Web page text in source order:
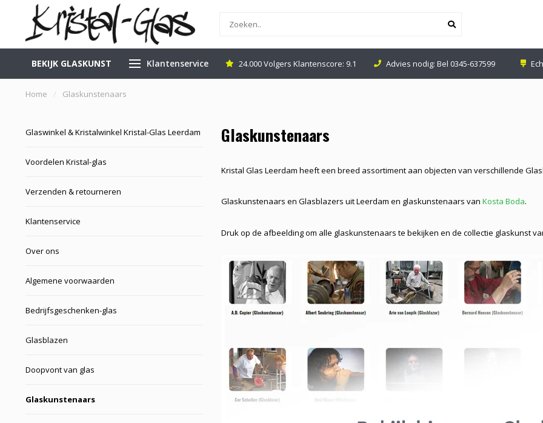
BEKIJK GLASKUNST Klantenservice
in Leerdam Gratis Veilig Verzenden 24.000 Volgers Klantenscore: 9.1 Advies nodig: Bel 0345-637599
Home / Glaskunstenaars
Glaswinkel & Kristalwinkel Kristal-Glas Leerdam
Voordelen Kristal-glas
Verzenden & retourneren
Klantenservice
Over ons
Algemene voorwaarden
Bedrijfsgeschenken-glas
Glasblazen
Doopvont van glas
Glaskunstenaars
Glaskunstenaars
Kristal Glas Leerdam heeft een breed assortiment aan objecten van verschillende
Glaskunstenaars en Glasblazers uit Leerdam en glaskunstenaars van Kosta Boda.
Druk op de afbeelding om alle glaskunstenaars te bekijken en de collectie glaskunst